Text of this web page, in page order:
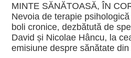
MINTE SĂNĂTOASĂ, ÎN
Nevoia de terapie
boli cronice, dezbătută de
David și Nicolae Hâncu, la
emisiune despre sănătate